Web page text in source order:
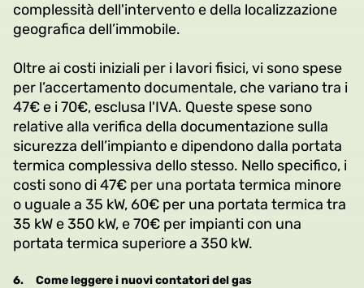
complessità dell'intervento e della localizzazione
geografica dell’immobile.
Oltre ai costi iniziali per i lavori fisici, vi sono spese
per l’accertamento documentale, che variano tra i
47€ e i 70€, esclusa l'IVA. Queste spese sono
relative alla verifica della documentazione sulla
sicurezza dell’impianto e dipendono dalla portata
termica complessiva dello stesso. Nello specifico, i
costi sono di 47€ per una portata termica minore
o uguale a 35 kW, 60€ per una portata termica tra
35 kW e 350 kW, e 70€ per impianti con una
portata termica superiore a 350 kW.
6. Come leggere i nuovi contatori del gas